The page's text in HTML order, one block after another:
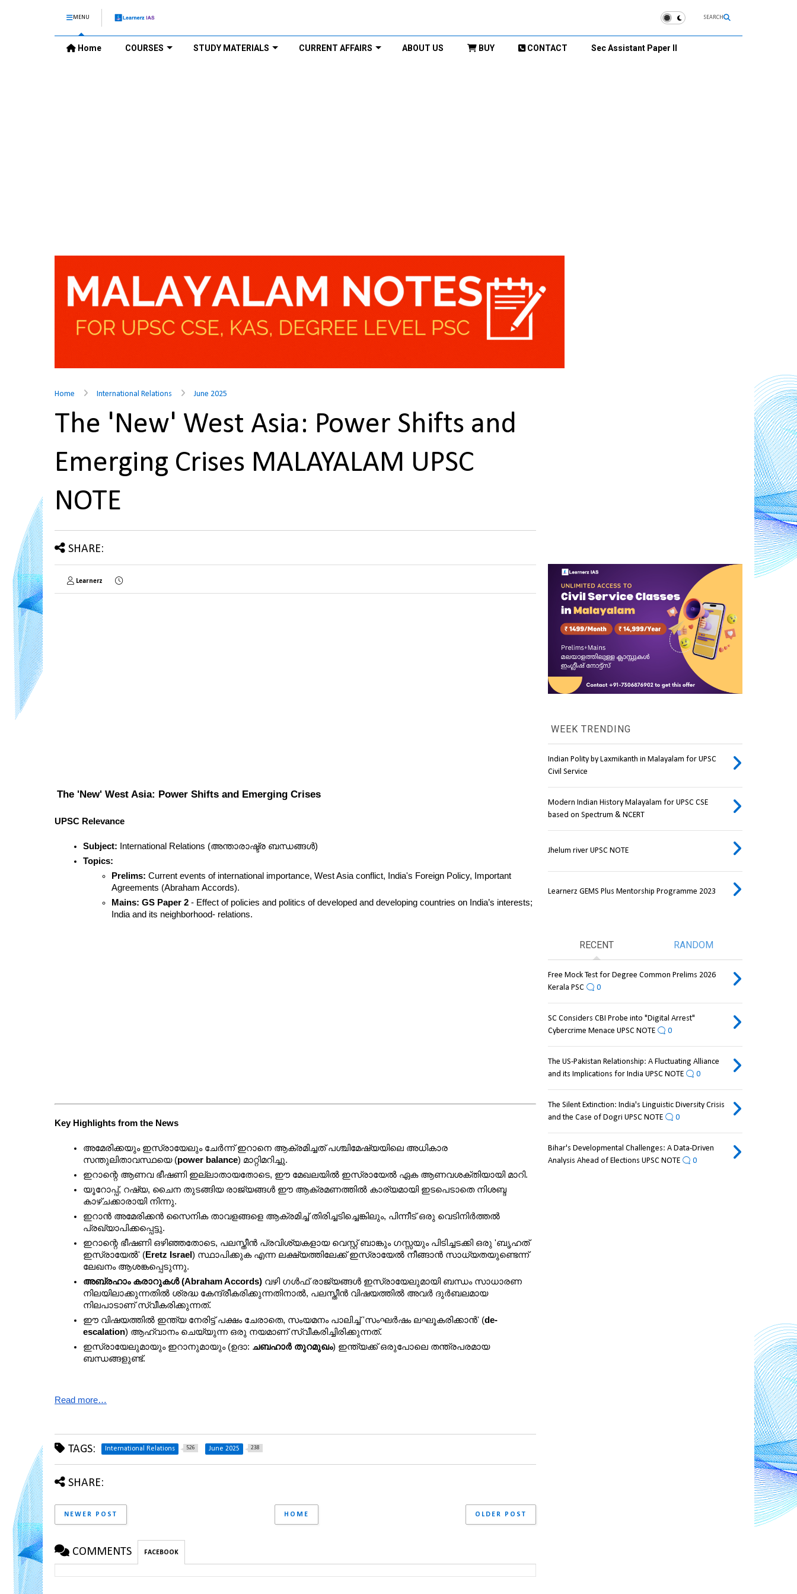
MENU SEARCH
Home COURSES STUDY MATERIALS CURRENT AFFAIRS ABOUT US BUY CONTACT Sec Assistant Paper II
Home International Relations June 2025
The 'New' West Asia: Power Shifts and
Emerging Crises MALAYALAM UPSC
NOTE
SHARE:
Learnerz
The 'New' West Asia: Power Shifts and Emerging Crises
UPSC Relevance
Subject: International Relations (അന്താരാഷ്ട്ര ബന്ധങ്ങൾ)
Topics:
Prelims: Current events of international importance, West Asia conflict, India's Foreign Policy, Important
Agreements (Abraham Accords).
Mains: GS Paper 2 - Effect of policies and politics of developed and developing countries on India’s interests;
India and its neighborhood- relations.
Key Highlights from the News
അമേരിക്കയും ഇസ്രായേലും ചേർന്ന് ഇറാനെ ആക്രമിച്ചത് പശ്ചിമേഷ്യയിലെ അധികാര
സന്തുലിതാവസ്ഥയെ (power balance) മാറ്റിമറിച്ചു.
ഇറാന്റെ ആണവ ഭീഷണി ഇല്ലാതായതോടെ, ഈ മേഖലയിൽ ഇസ്രായേൽ ഏക ആണവശക്തിയായി മാറി.
യൂറോപ്പ്, റഷ്യ, ചൈന തുടങ്ങിയ രാജ്യങ്ങൾ ഈ ആക്രമണത്തിൽ കാര്യമായി ഇടപെടാതെ നിശബ്ദ
കാഴ്ചക്കാരായി നിന്നു.
ഇറാൻ അമേരിക്കൻ സൈനിക താവളങ്ങളെ ആക്രമിച്ച് തിരിച്ചടിച്ചെങ്കിലും, പിന്നീട് ഒരു വെടിനിർത്തൽ
പ്രഖ്യാപിക്കപ്പെട്ടു.
ഇറാന്റെ ഭീഷണി ഒഴിഞ്ഞതോടെ, പലസ്തീൻ പ്രവിശ്യകളായ വെസ്റ്റ് ബാങ്കും ഗസ്സയും പിടിച്ചടക്കി ഒരു 'ബൃഹത്
ഇസ്രായേൽ' (Eretz Israel ) സ്ഥാപിക്കുക എന്ന ലക്ഷ്യത്തിലേക്ക് ഇസ്രായേൽ നീങ്ങാൻ സാധ്യതയുണ്ടെന്ന്
ലേഖനം ആശങ്കപ്പെടുന്നു.
അബ്രഹാം കരാറുകൾ (Abraham Accords) വഴി ഗൾഫ് രാജ്യങ്ങൾ ഇസ്രായേലുമായി ബന്ധം സാധാരണ
നിലയിലാക്കുന്നതിൽ ശ്രദ്ധ കേന്ദ്രീകരിക്കുന്നതിനാൽ, പലസ്തീൻ വിഷയത്തിൽ അവർ ദുർബലമായ
നിലപാടാണ് സ്വീകരിക്കുന്നത്.
ഈ വിഷയത്തിൽ ഇന്ത്യ നേരിട്ട് പക്ഷം ചേരാതെ, സംയമനം പാലിച്ച് 'സംഘർഷം ലഘൂകരിക്കാൻ' (de-
escalation) ആഹ്വാനം ചെയ്യുന്ന ഒരു നയമാണ് സ്വീകരിച്ചിരിക്കുന്നത്.
ഇസ്രായേലുമായും ഇറാനുമായും (ഉദാ: ചബഹാർ തുറമുഖം) ഇന്ത്യക്ക് ഒരുപോലെ തന്ത്രപരമായ
ബന്ധങ്ങളുണ്ട്.
Read more…
TAGS: International Relations 526 June 2025 238
SHARE:
NEWER POST OLDER POST
HOME
COMMENTS FACEBOOK
WEEK TRENDING
Indian Polity by Laxmikanth in Malayalam for UPSC
Civil Service
Modern Indian History Malayalam for UPSC CSE
based on Spectrum & NCERT
Jhelum river UPSC NOTE
Learnerz GEMS Plus Mentorship Programme 2023
RECENT RANDOM
Free Mock Test for Degree Common Prelims 2026
Kerala PSC
0
SC Considers CBI Probe into "Digital Arrest"
Cybercrime Menace UPSC NOTE
0
The US-Pakistan Relationship: A Fluctuating Alliance
and its Implications for India UPSC NOTE
0
The Silent Extinction: India's Linguistic Diversity Crisis
and the Case of Dogri UPSC NOTE
0
Bihar's Developmental Challenges: A Data-Driven
Analysis Ahead of Elections UPSC NOTE
0